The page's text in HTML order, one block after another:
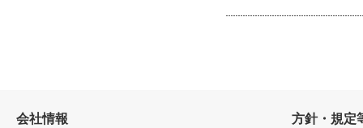
会社情報 方針・規定